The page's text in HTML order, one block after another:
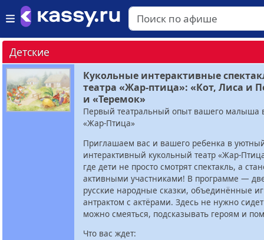
Детские
Кукольные интерактивные
театра «Жар-птица»: «Кот, Лиса и
и «Теремок»
Первый театральный опыт вашего малыша
«Жар-Птица»
Приглашаем вас и вашего ребенка в
интерактивный кукольный театр «Жар-
где дети не просто смотрят спектакль, а
активными участниками! В программе —
русские народные сказки, объединённые
антрактом с актёрами. Здесь не нужно
можно смеяться, подсказывать героям и
Что вас ждет: